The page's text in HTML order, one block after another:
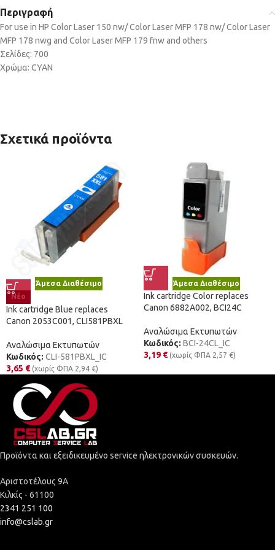
Περιγραφή
For use in HP Color Laser 150 nw/ Color Laser MFP 178 nw/ Color Laser
MFP 178 nwg and Color Laser MFP 179 fnw and others
Σελίδες: 700
Χρώμα: CYAN
Σχετικά προϊόντα
Άμεσα Διαθέσιμο
Νέο
Ink cartridge Blue replaces
Canon 2053C001, CLI581PBXL
Αναλώσιμα Εκτυπωτών
Κωδικός: CLI-581PBXL_IC
3,65 € (χωρίς ΦΠΑ 2,94 €)
Άμεσα Διαθέσιμο
Ink cartridge Color replaces
Canon 6882A002, BCI24C
Αναλώσιμα Εκτυπωτών
Κωδικός: BCI-24CL_IC
3,19 € (χωρίς ΦΠΑ 2,57 €)
Προϊόντα και εξειδικευμένο service ηλεκτρονικών συσκευών.
Αριστοτέλους 9Α
Κιλκίς - 61100
2341 251 100
info@cslab.gr